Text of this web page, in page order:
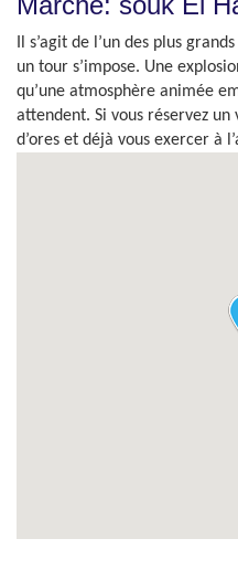
Il s’agit de l’un des plus
un tour s’impose. Une
qu’une atmosphère animée
attendent. Si vous réservez un
d’ores et déjà vous exercer à